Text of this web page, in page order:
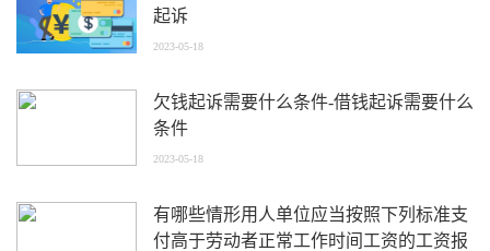
起诉
2023-05-18
欠钱起诉需要什么条件-借钱起诉需要什么
条件
2023-05-18
有哪些情形用人单位应当按照下列标准支
付高于劳动者正常工作时间工资的工资报